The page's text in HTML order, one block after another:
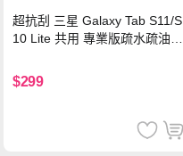
超抗刮 三星 Galaxy Tab S11/S
10 Lite 共用 專業版疏水疏油9H
$299